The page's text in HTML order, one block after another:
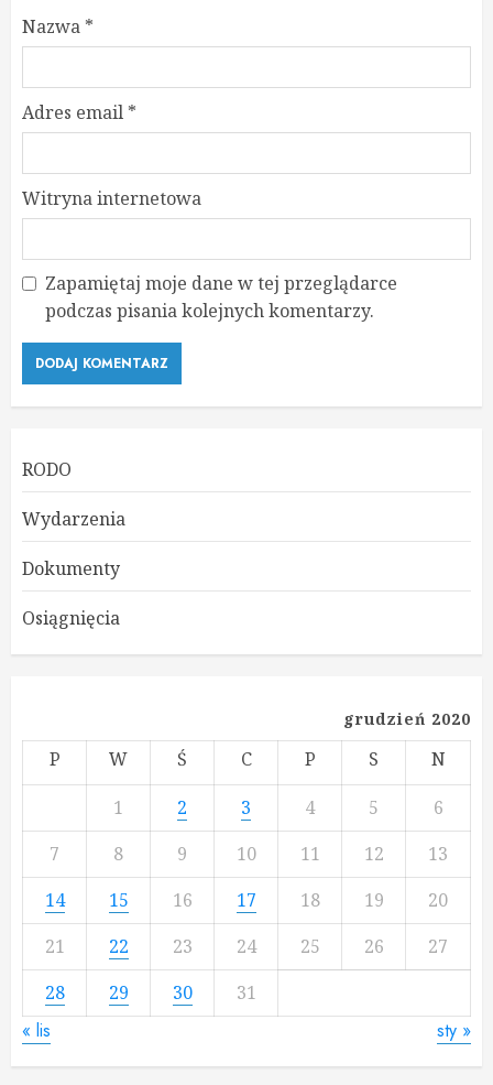
Nazwa *
Adres email *
Witryna internetowa
Zapamiętaj moje dane w tej przeglądarce
podczas pisania kolejnych komentarzy.
RODO
Wydarzenia
Dokumenty
Osiągnięcia
grudzień 2020
P W Ś C P S
N
1
2 3 4 5
6
7
8 9 10 11 12
13
14
15 16 17 18 19
20
21
22 23 24 25 26
27
28
29 30 31
« lis sty »